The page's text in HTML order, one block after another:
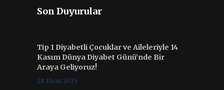
Son Duyurular
Tip 1 Diyabetli Çocuklar ve Aileleriyle 14
Kasım Dünya Diyabet Günü’nde Bir
Araya Geliyoruz!
28 Ekim 2025